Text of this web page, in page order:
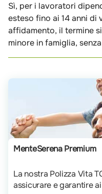
Sì, per i lavoratori
esteso fino ai 14 anni di
affidamento, il termine
minore in famiglia,
MenteSerena Premium
La nostra Polizza Vita
assicurare e garantire